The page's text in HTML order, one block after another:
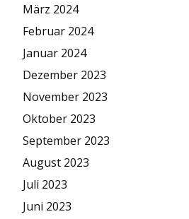
März 2024
Februar 2024
Januar 2024
Dezember 2023
November 2023
Oktober 2023
September 2023
August 2023
Juli 2023
Juni 2023